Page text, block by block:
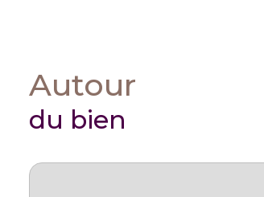
Autour
du bien